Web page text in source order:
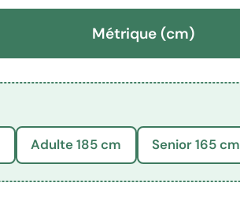
Métrique (cm)
Adulte 185 cm Senior 165 cm